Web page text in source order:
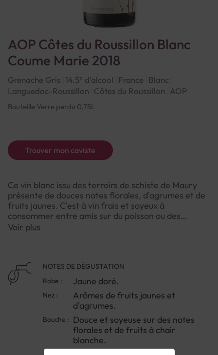
AOP Côtes du Roussillon Blanc
Coume Marie 2018
Grenache Gris 14.5° d'alcool France
Blanc
Languedoc-Roussillon Côtes du Roussillon AOP
Bouteille Verre perdu 0,75L
Trouver mon caviste
Ce vin blanc issu des terroirs de schiste de Maury
présente de douces notes florales, d'agrumes et de
fruits jaunes. C'est à vin frais et soyeux à
consommer entre amis sur du poisson ou des
viandes blanches.
Voir plus
NOTES DE DÉGUSTATION
Robe :
Jaune doré.
Nez :
Arômes de fruits jaunes et
d'agrumes.
Bouche : Douce et soyeuse sur des notes
florales et de fruits à chair
blanche.